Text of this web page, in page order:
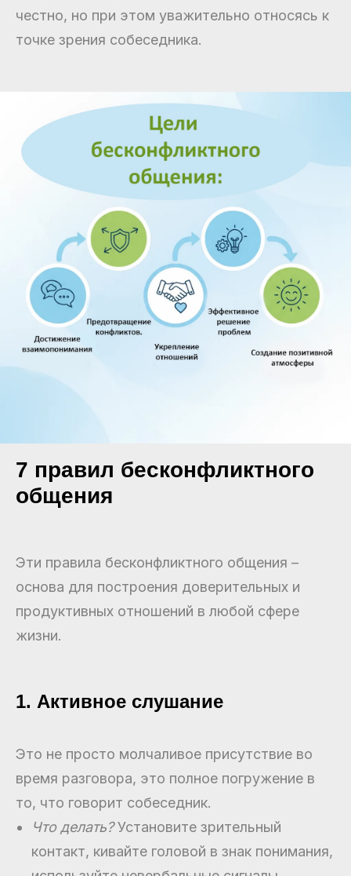
честно, но при этом уважительно относясь к
точке зрения собеседника.
7 правил бесконфликтного
общения
Эти правила бесконфликтного общения –
основа для построения доверительных и
продуктивных отношений в любой сфере
жизни.
1. Активное слушание
Это не просто молчаливое присутствие во
время разговора, это полное погружение в
то, что говорит собеседник.
Что делать?Установите зрительный
контакт, кивайте головой в знак понимания,